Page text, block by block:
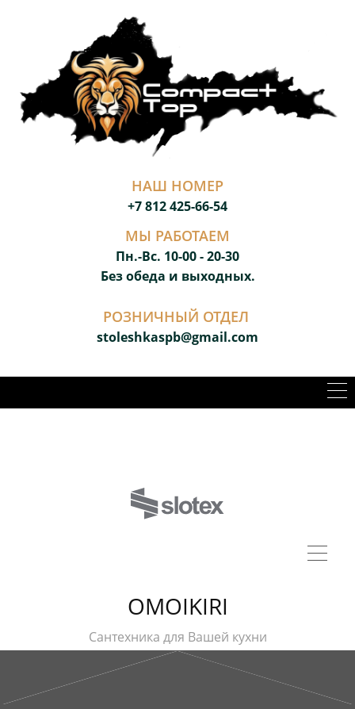
НАШ НОМЕР
+7 812 425-66-54
МЫ РАБОТАЕМ
Пн.-Вс. 10-00 - 20-30
Без обеда и выходных.
РОЗНИЧНЫЙ ОТДЕЛ
stoleshkaspb@gmail.com
OMOIKIRI
Сантехника для Вашей кухни